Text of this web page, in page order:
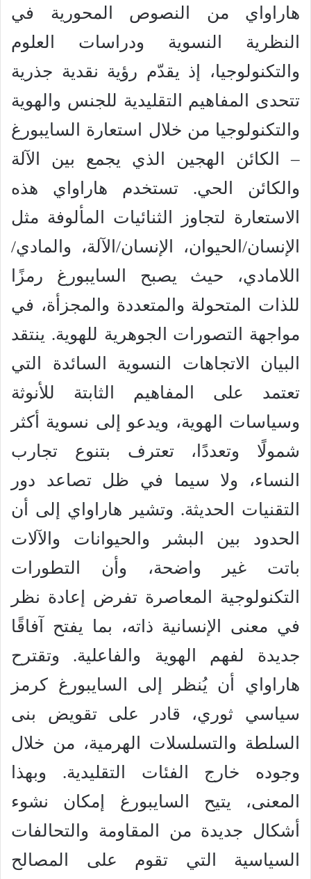
هاراواي من النصوص المحورية في
النظرية النسوية ودراسات العلوم
والتكنولوجيا، إذ يقدّم رؤية نقدية جذرية
تتحدى المفاهيم التقليدية للجنس والهوية
والتكنولوجيا من خلال استعارة السايبورغ
– الكائن الهجين الذي يجمع بين الآلة
والكائن الحي. تستخدم هاراواي هذه
الاستعارة لتجاوز الثنائيات المألوفة مثل
الإنسان/الحيوان، الإنسان/الآلة، والمادي/
اللامادي، حيث يصبح السايبورغ رمزًا
للذات المتحولة والمتعددة والمجزأة، في
مواجهة التصورات الجوهرية للهوية. ينتقد
البيان الاتجاهات النسوية السائدة التي
تعتمد على المفاهيم الثابتة للأنوثة
وسياسات الهوية، ويدعو إلى نسوية أكثر
شمولًا وتعددًا، تعترف بتنوع تجارب
النساء، ولا سيما في ظل تصاعد دور
التقنيات الحديثة. وتشير هاراواي إلى أن
الحدود بين البشر والحيوانات والآلات
باتت غير واضحة، وأن التطورات
التكنولوجية المعاصرة تفرض إعادة نظر
في معنى الإنسانية ذاته، بما يفتح آفاقًا
جديدة لفهم الهوية والفاعلية. وتقترح
هاراواي أن يُنظر إلى السايبورغ كرمز
سياسي ثوري، قادر على تقويض بنى
السلطة والتسلسلات الهرمية، من خلال
وجوده خارج الفئات التقليدية. وبهذا
المعنى، يتيح السايبورغ إمكان نشوء
أشكال جديدة من المقاومة والتحالفات
السياسية التي تقوم على المصالح